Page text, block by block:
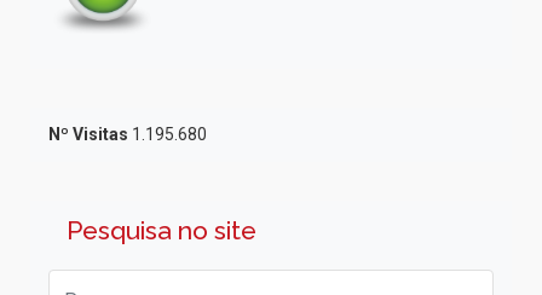
Nº Visitas 1.195.680
Pesquisa no site